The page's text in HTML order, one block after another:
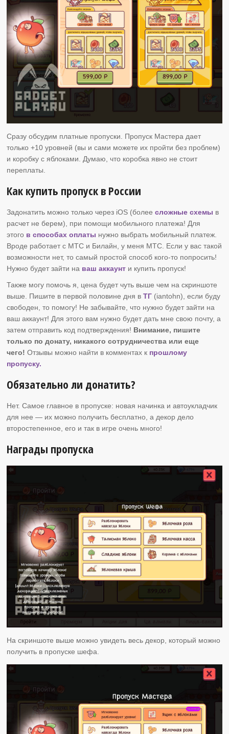
Сразу обсудим платные пропуски. Пропуск Мастера дает
только +10 уровней (вы и сами можете их пройти без проблем)
и коробку с яблоками. Думаю, что коробка явно не стоит
переплаты.
Как купить пропуск в России
Задонатить можно только через iOS (болеесложные схемы в
расчет не берем), при помощи мобильного платежа! Для
этого в способах оплаты нужно выбрать мобильный платеж.
Вроде работает с МТС и Билайн, у меня МТС. Если у вас такой
возможности нет, то самый простой способ кого-то попросить!
Нужно будет зайти на ваш аккаунт и купить пропуск!
Также могу помочь я, цена будет чуть выше чем на скриншоте
выше. Пишите в первой половине дня вТГ (iantohn), если буду
свободен, то помогу! Не забывайте, что нужно будет зайти на
ваш аккаунт! Для этого вам нужно будет дать мне свою почту, а
затем отправить код подтверждения! Внимание, пишите
только по донату, никакого сотрудничества или еще
чего!Отзывы можно найти в комментах к прошлому
пропуску.
Обязательно ли донатить?
Нет. Самое главное в пропуске: новая начинка и автоукладчик
для нее — их можно получить бесплатно, а декор дело
второстепенное, его и так в игре очень много!
Награды пропуска
На скриншоте выше можно увидеть весь декор, который можно
получить в пропуске шефа.